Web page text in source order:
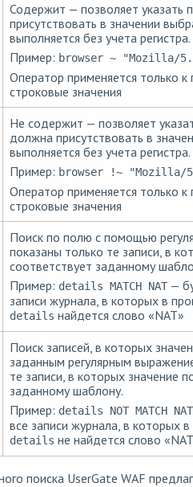
Содержит — позволяет указать
присутствовать в значении
выполняется без учета регистра.
Пример: browser ~ "Mozilla/
Оператор применяется только
строковые значения
Не содержит — позволяет
должна присутствовать в
выполняется без учета регистра.
Пример: browser !~ "Mozilla/
Оператор применяется только
строковые значения
Поиск по полю с помощью
показаны только те записи, в
соответствует заданному
Пример: details MATCH NAT—
записи журнала, в которых в
details найдется слово «NAT»
Поиск записей, в которых
заданным регулярным
те записи, в которых значение
заданному шаблону.
Пример: details NOT MATCH NAT
все записи журнала, в которых
details не найдется слово
поиска UserGate WAF